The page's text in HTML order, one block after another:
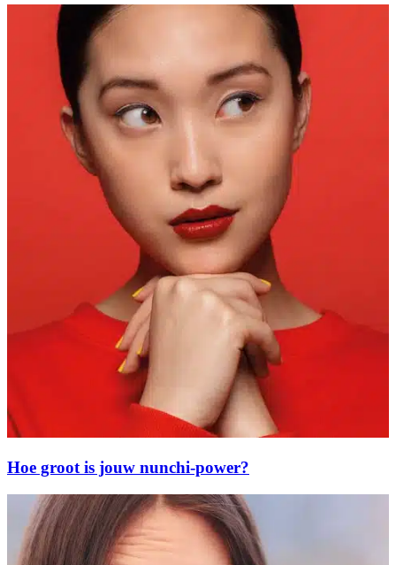
Hoe groot is jouw nunchi-power?